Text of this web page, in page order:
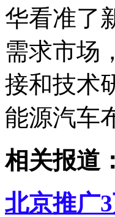
华看准了
需求市场
接和技术
能源汽车
相关报道：
北京推广